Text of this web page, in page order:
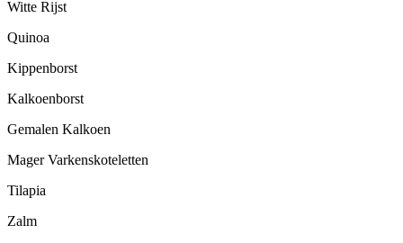
Witte Rijst
Quinoa
Kippenborst
Kalkoenborst
Gemalen Kalkoen
Mager Varkenskoteletten
Tilapia
Zalm